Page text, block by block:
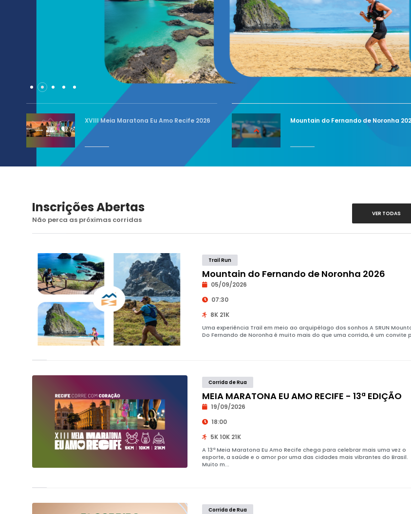
XVIII Meia Maratona Eu Amo Recife 2026 Mountain do Fernando de Noronha
Inscrições Abertas
Não perca as próximas corridas
VER TODAS
Trail Run
Mountain do Fernando de Noronha 2026
05/09/2026
07:30
8K 21K
Uma experiência Trail em meio ao arquipélago dos sonhos A SRUN
Do Fernando de Noronha é muito mais do que uma corrida, é um convite
Corrida de Rua
MEIA MARATONA EU AMO RECIFE - 13ª EDIÇÃO
19/09/2026
18:00
5K 10K 21K
A 13ª Meia Maratona Eu Amo Recife chega para celebrar mais uma vez o
esporte, a saúde e o amor por uma das cidades mais vibrantes do Brasil.
Muito m...
Corrida de Rua